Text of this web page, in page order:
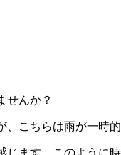
せんか？
、こちらは雨が一時
ます。このように